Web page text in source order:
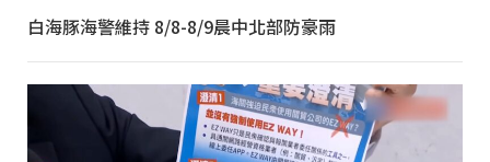
白海豚海警維持 8/8-8/9晨中北部防豪雨